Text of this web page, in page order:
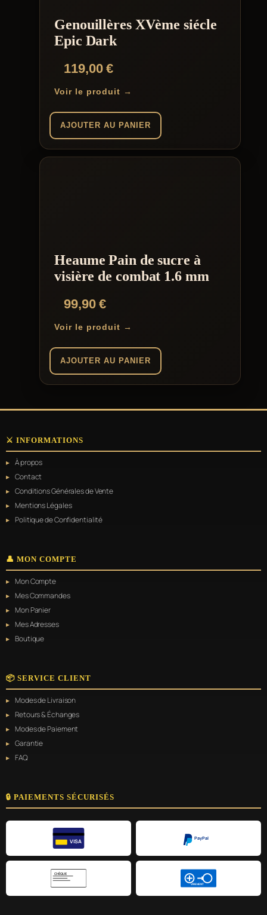
Genouillères XVème siécle
Epic Dark
119,00€
Voir le produit →
AJOUTER AU PANIER
Heaume Pain de sucre à
visière de combat 1.6 mm
99,90€
Voir le produit →
AJOUTER AU PANIER
⚔️ INFORMATIONS
À propos
Contact
Conditions Générales de Vente
Mentions Légales
Politique de Confidentialité
👤 MON COMPTE
Mon Compte
Mes Commandes
Mon Panier
Mes Adresses
Boutique
📦 SERVICE CLIENT
Modes de Livraison
Retours & Échanges
Modes de Paiement
Garantie
FAQ
🔒 PAIEMENTS SÉCURISÉS
VISA
PayPal
CHÈQUE
VIREMENT